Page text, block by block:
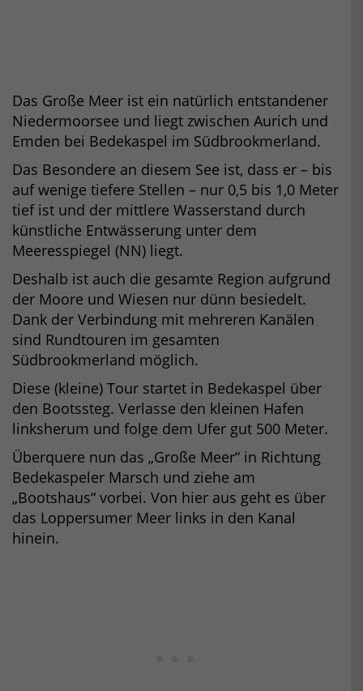
Das Große Meer ist ein natürlich entstandener
Niedermoorsee und liegt zwischen Aurich und
Emden bei Bedekaspel im Südbrookmerland.
Das Besondere an diesem See ist, dass er – bis
auf wenige tiefere Stellen – nur 0,5 bis 1,0 Meter
tief ist und der mittlere Wasserstand durch
künstliche Entwässerung unter dem
Meeresspiegel (NN) liegt.
Deshalb ist auch die gesamte Region aufgrund
der Moore und Wiesen nur dünn besiedelt.
Dank der Verbindung mit mehreren Kanälen
sind Rundtouren im gesamten
Südbrookmerland möglich.
Diese (kleine) Tour startet in Bedekaspel über
den Bootssteg. Verlasse den kleinen Hafen
linksherum und folge dem Ufer gut 500 Meter.
Überquere nun das „Große Meer“ in Richtung
Bedekaspeler Marsch und ziehe am
„Bootshaus“ vorbei. Von hier aus geht es über
das Loppersumer Meer links in den Kanal
hinein.